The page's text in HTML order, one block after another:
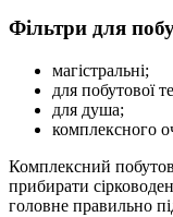
Фільтри для
магістральні;
для побутової
для душа;
комплексного
Комплексний
прибирати
головне правильно